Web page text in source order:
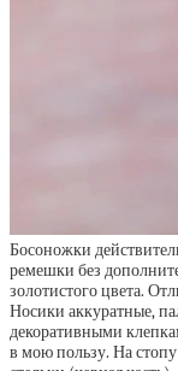
Босоножки
ремешки без
золотистого цвета.
Носики аккуратные,
декоративными
в мою пользу. На